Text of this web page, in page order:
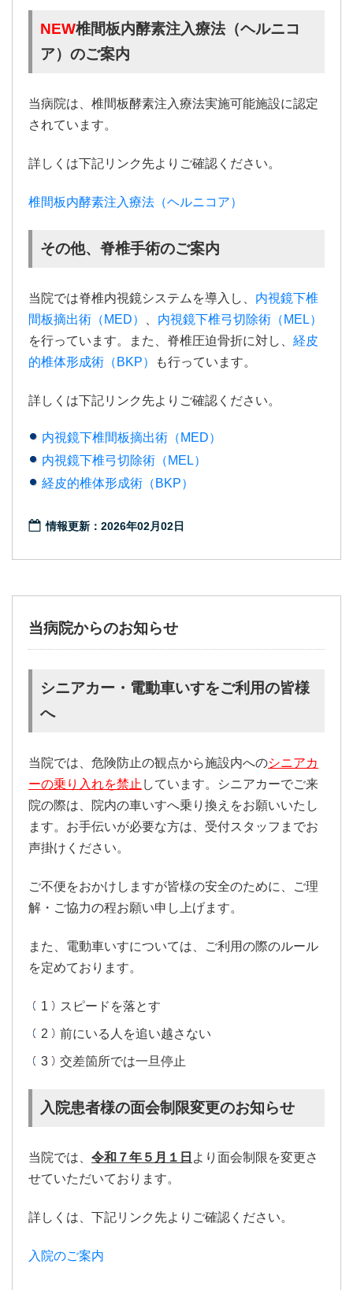
NEW椎間板内酵素注入療法（ヘルニコ
ア）のご案内
当病院は、椎間板酵素注入療法実施可能施設に認定
されています。
詳しくは下記リンク先よりご確認ください。
椎間板内酵素注入療法（ヘルニコア）
その他、脊椎手術のご案内
当院では脊椎内視鏡システムを導入し、 内視鏡下椎
間板摘出術（MED）
内視鏡下椎弓切除術（MEL）
を行っています。また、脊椎圧迫骨折に対し、 経皮
的椎体形成術（BKP）
も行っています。
詳しくは下記リンク先よりご確認ください。
内視鏡下椎間板摘出術（MED）
内視鏡下椎弓切除術（MEL）
経皮的椎体形成術（BKP）
情報更新：2026年02月02日
当病院からのお知らせ
シニアカー・電動車いすをご利用の皆様
へ
当院では、危険防止の観点から施設内へのシニアカ
ーの乗り入れを禁止 しています。シニアカーでご来
院の際は、院内の車いすへ乗り換えをお願いいたし
ます。お手伝いが必要な方は、受付スタッフまでお
声掛けください。
ご不便をおかけしますが皆様の安全のために、ご理
解・ご協力の程お願い申し上げます。
また、電動車いすについては、ご利用の際のルール
を定めております。
スピードを落とす
前にいる人を追い越さない
交差箇所では一旦停止
入院患者様の面会制限変更のお知らせ
当院では、 令和７年５月１日 より面会制限を変更さ
せていただいております。
詳しくは、下記リンク先よりご確認ください。
入院のご案内